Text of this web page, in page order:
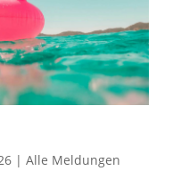
| Alle Meldungen